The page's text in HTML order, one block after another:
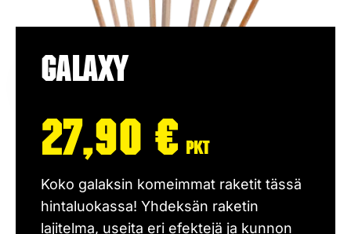
Galaxy
27,90 € pkt
Koko galaksin komeimmat raketit tässä
hintaluokassa! Yhdeksän raketin
lajitelma, useita eri efektejä ja kunnon